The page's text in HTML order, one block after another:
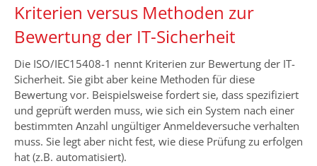
Kriterien versus Methoden zur
Bewertung der IT-Sicherheit
Die ISO/IEC15408-1 nennt Kriterien zur Bewertung der IT-
Sicherheit. Sie gibt aber keine Methoden für diese
Bewertung vor. Beispielsweise fordert sie, dass spezifiziert
und geprüft werden muss, wie sich ein System nach einer
bestimmten Anzahl ungültiger Anmeldeversuche verhalten
muss. Sie legt aber nicht fest, wie diese Prüfung zu erfolgen
hat (z.B. automatisiert).